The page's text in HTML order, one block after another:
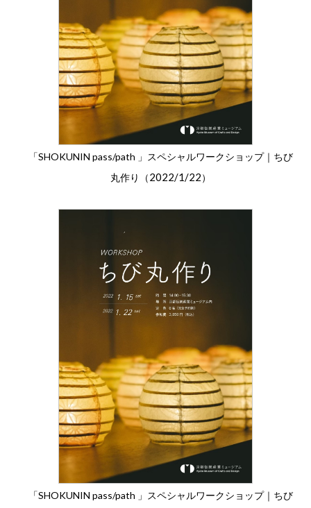
「SHOKUNIN pass/path 」スペシャルワークショップ｜ちび
丸作り（2022/1/22）
「SHOKUNIN pass/path 」スペシャルワークショップ｜ちび